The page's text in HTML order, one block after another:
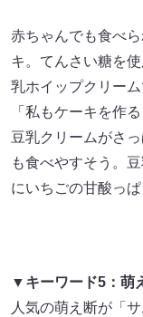
赤ちゃんでも食べ
キ。てんさい糖を
乳ホイップクリー
「私もケーキを作
豆乳クリームがさ
も食べやすそう。
にいちごの甘酸っ
▼キーワード5：萌
人気の萌え断が「